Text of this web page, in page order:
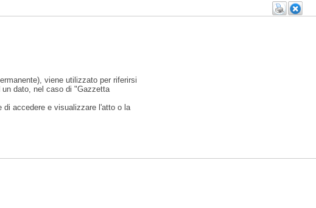
viene utilizzato per riferirsi
dato, nel caso di "Gazzetta
di accedere e visualizzare l'atto o la